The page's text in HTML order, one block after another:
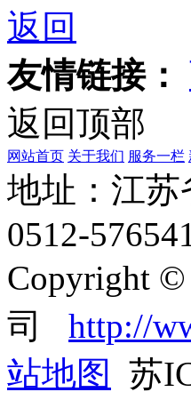
返回
友情链接：
返回顶部
网站首页 关于我们 服务一栏
地址：江
0512-
Copyright
司 http://
站地图
苏